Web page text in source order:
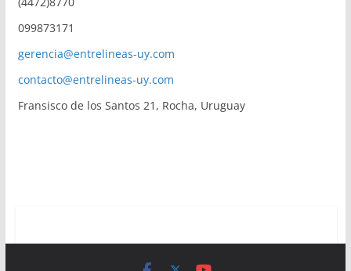
099873171
gerencia@entrelineas-uy.com
contacto@entrelineas-uy.com
Fransisco de los Santos 21, Rocha, Uruguay